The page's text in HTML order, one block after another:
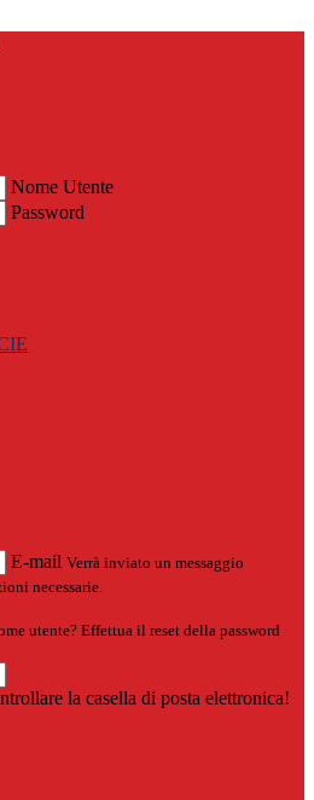
Nome Utente
Password
E-mail Verrà inviato un messaggio
necessarie.
utente? Effettua il reset della password
la casella di posta elettronica!